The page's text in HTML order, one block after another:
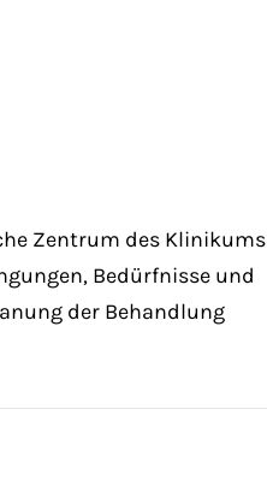
Zentrum des Klinikums
Bedürfnisse und
der Behandlung